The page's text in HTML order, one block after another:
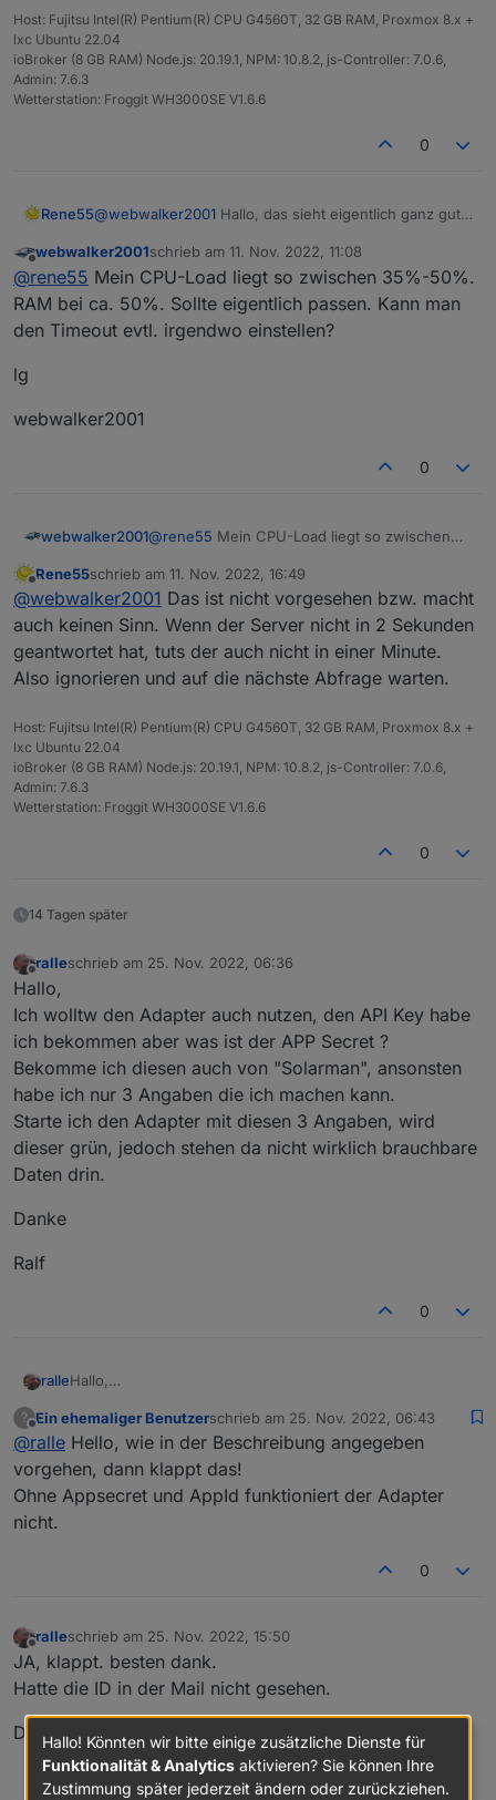
solarmanpv.0 2022-11-10
solarmanpv.0 2022-11-10
solarmanpv.0 2022-11-10
solarmanpv.0 2022-11-10
Host: Fujitsu Intel(R) Pentium(R) CPU G4560T, 32 GB RAM, Proxmox 8.x +
lxc Ubuntu 22.04
ioBroker (8 GB RAM) Node.js: 20.19.1, NPM: 10.8.2, js-Controller: 7.0.6,
Admin: 7.6.3
Wetterstation: Froggit WH3000SE V1.6.6
0
Rene55@webwalker2001 Hallo, das sieht eigentlich ganz gut
sehen diese Zeilen:
Spoiler
wie dubletten aus. Ist dein System sehr ausgelastet?
Ab und an kann eine Warnung wie diese
solarmanpv.0
antworten konnte.
Offline
webwalker2001schrieb am 11. Nov. 2022, 11:08
zuletzt editiert von
@rene55 Mein CPU-Load liegt so zwischen 35%-50%.
RAM bei ca. 50%. Sollte eigentlich passen. Kann man
den Timeout evtl. irgendwo einstellen?
lg
webwalker2001
0
webwalker2001@rene55 Mein CPU-Load liegt so zwischen
passen. Kann man den Timeout evtl. irgendwo
einstellen?
lg
webwalker2001
Offline
Rene55schrieb am 11. Nov. 2022, 16:49
zuletzt editiert von
@webwalker2001 Das ist nicht vorgesehen bzw. macht
auch keinen Sinn. Wenn der Server nicht in 2 Sekunden
geantwortet hat, tuts der auch nicht in einer Minute.
Also ignorieren und auf die nächste Abfrage warten.
Host: Fujitsu Intel(R) Pentium(R) CPU G4560T, 32 GB RAM, Proxmox 8.x +
lxc Ubuntu 22.04
ioBroker (8 GB RAM) Node.js: 20.19.1, NPM: 10.8.2, js-Controller: 7.0.6,
Admin: 7.6.3
Wetterstation: Froggit WH3000SE V1.6.6
0
14 Tagen später
Offline
ralleschrieb am 25. Nov. 2022, 06:36
zuletzt editiert von
Hallo,
Ich wolltw den Adapter auch nutzen, den API Key habe
ich bekommen aber was ist der APP Secret ?
Bekomme ich diesen auch von "Solarman", ansonsten
habe ich nur 3 Angaben die ich machen kann.
Starte ich den Adapter mit diesen 3 Angaben, wird
dieser grün, jedoch stehen da nicht wirklich brauchbare
Daten drin.
Danke
Ralf
0
ralleHallo,
bekommen aber was ist der APP Secret ?
Bekomme ich diesen auch von "Solarman", ansonsten
habe ich nur 3 Angaben die ich machen kann.
Starte ich den Adapter mit diesen 3 Angaben, wird dieser
grün, jedoch stehen da nicht wirklich brauchbare Daten
Danke
Ralf
?
Offline
Ein ehemaliger Benutzerschrieb am 25. Nov. 2022, 06:43
zuletzt editiert von
@ralle Hello, wie in der Beschreibung angegeben
vorgehen, dann klappt das!
Ohne Appsecret und AppId funktioniert der Adapter
nicht.
0
Offline
ralleschrieb am 25. Nov. 2022, 15:50
zuletzt editiert von
JA, klappt. besten dank.
Hatte die ID in der Mail nicht gesehen.
Danke
0
Hallo! Könnten wir bitte einige zusätzliche Dienste für
Funktionalität & Analytics aktivieren? Sie können Ihre
Zustimmung später jederzeit ändern oder zurückziehen.